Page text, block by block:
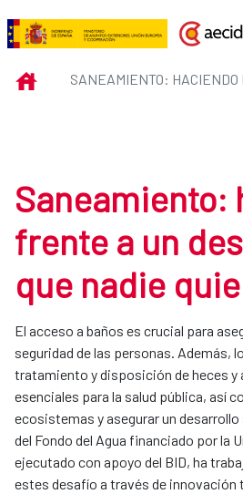
Skip to Main Content
Saneamiento:
INICIO
Saneamiento:
frente a un
que nadie
El acceso a baños es crucial para
seguridad de las personas. Además,
tratamiento y disposición de heces y
esenciales para la salud pública, así
ecosistemas y asegurar un
del Fondo del Agua financiado por la
ejecutado con apoyo del BID, ha
estes desafío a través de innovación